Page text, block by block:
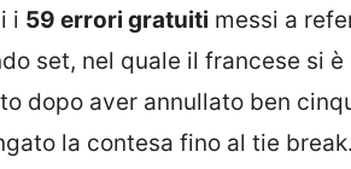
i 59 errori gratuiti messi a
set, nel quale il francese si
dopo aver annullato ben
la contesa fino al tie